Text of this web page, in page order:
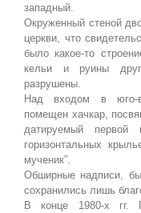
западный.
Окруженный стеной
церкви, что
было какое-то
кельи и руины
разрушены.
Над входом в юго-
помещен хачкар,
датируемый
горизонтальных
мученик”.
Обширные надписи,
сохранились лишь
В конце 1980-х гг.